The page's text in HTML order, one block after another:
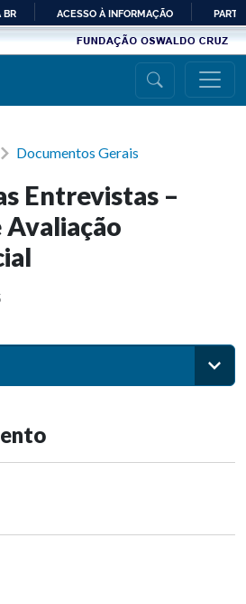
PARA
BR ACESSO À INFORMAÇÃO
Documentos Gerais
Entrevistas –
Avaliação